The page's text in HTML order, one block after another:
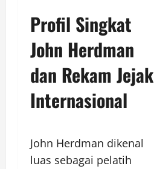
Profil Singkat
John Herdman
dan Rekam Jejak
Internasional
John Herdman dikenal
luas sebagai pelatih